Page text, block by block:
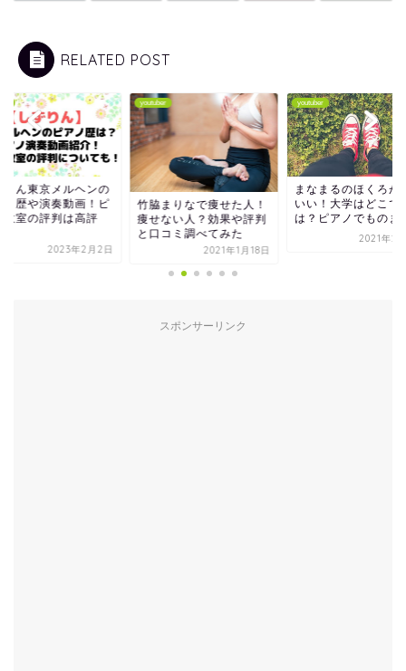
RELATED POST
ンの
！ピ
評
youtuber
竹脇まりなで痩せた人！
痩せない人？効果や評判
と口コミ調べてみた
youtuber
まなまるのほくろがかわ
いい！大学はどこで年齢
は？ピアノでものまね
youtuber
ぷろ
き合
棲や
スポンサーリンク